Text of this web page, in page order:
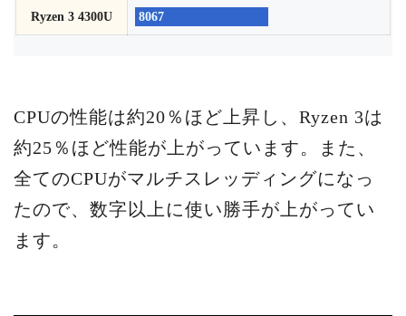
Ryzen 3 4300U 8067
CPUの性能は約20％ほど上昇し、Ryzen 3は
約25％ほど性能が上がっています。また、
全てのCPUがマルチスレッディングになっ
たので、数字以上に使い勝手が上がってい
ます。